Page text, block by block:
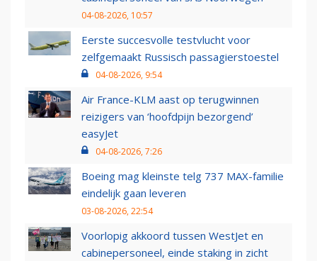
04-08-2026, 10:57
Eerste succesvolle testvlucht voor
zelfgemaakt Russisch passagierstoestel
04-08-2026, 9:54
Air France-KLM aast op terugwinnen
reizigers van ‘hoofdpijn bezorgend’
easyJet
04-08-2026, 7:26
Boeing mag kleinste telg 737 MAX-familie
eindelijk gaan leveren
03-08-2026, 22:54
Voorlopig akkoord tussen WestJet en
cabinepersoneel, einde staking in zicht